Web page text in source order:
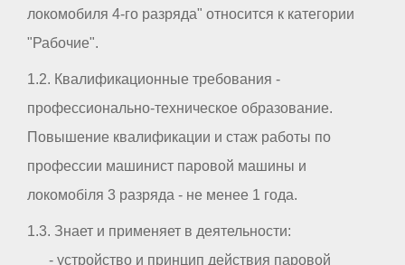
локомобиля 4-го разряда" относится к категории
"Рабочие".
1.2. Квалификационные требования -
профессионально-техническое образование.
Повышение квалификации и стаж работы по
профессии машинист паровой машины и
локомобіля 3 разряда - не менее 1 года.
1.3. Знает и применяет в деятельности:
- устройство и принцип действия паровой